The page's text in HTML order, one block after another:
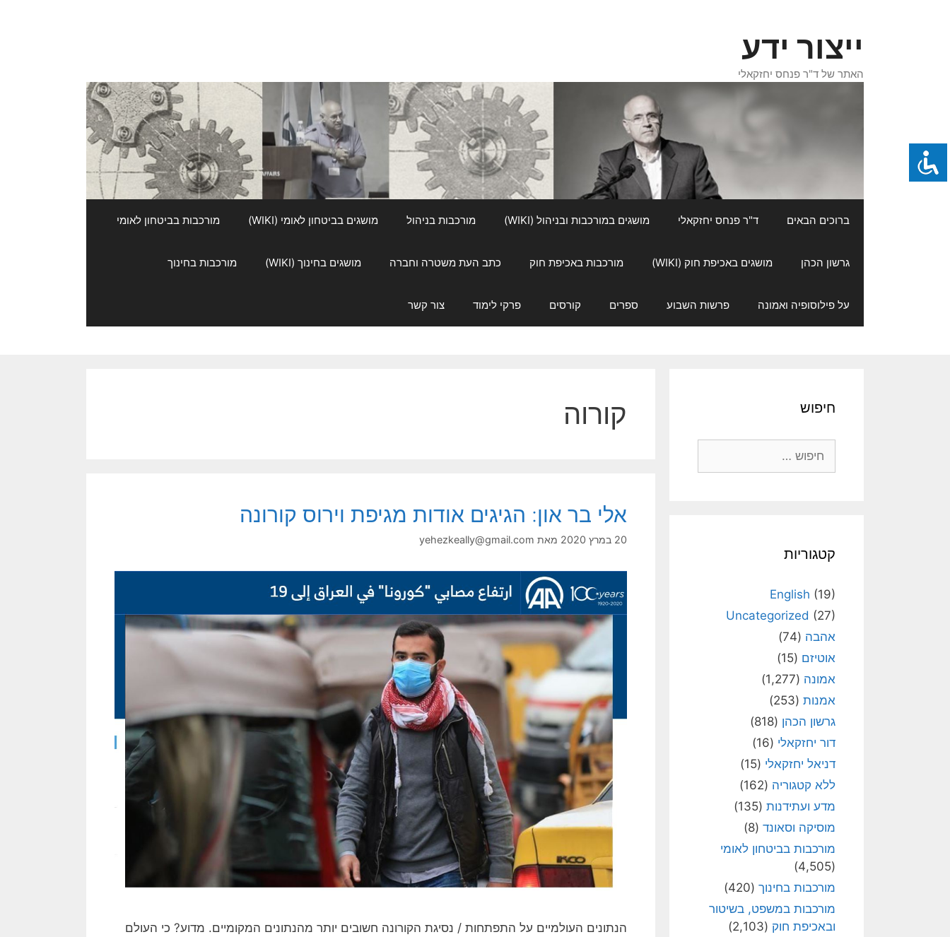
ייצור ידע
האתר של ד"ר פנחס יחזקאלי
ברוכים הבאים ד"ר פנחס יחזקאלי מושגים במורכבות ובניהול (WIKI) מורכבות בניהול מושגים בביטחון לאומי (WIKI) מורכבות בביטחון לאומי
גרשון הכהן מושגים באכיפת חוק (WIKI) מורכבות באכיפת חוק כתב העת משטרה וחברה מושגים בחינוך (WIKI) מורכבות בחינוך
על פילוסופיה ואמונה פרשות השבוע ספרים קורסים פרקי לימוד צור קשר
קורוה
אלי בר און: הגיגים אודות מגיפת וירוס קורונה
20 במרץ 2020 מאת yehezkeally@gmail.com
הנתונים העולמיים על התפתחות / נסיגת הקורונה חשובים יותר מהנתונים המקומיים. מדוע? כי העולם
חיפוש
קטגוריות
English (19)
Uncategorized (27)
אהבה (74)
אוטיזם (15)
אמונה (1,277)
אמנות (253)
גרשון הכהן (818)
דור יחזקאלי (16)
דניאל יחזקאלי (15)
ללא קטגוריה (162)
מדע ועתידנות (135)
מוסיקה וסאונד (8)
מורכבות בביטחון לאומי
(4,505)
מורכבות בחינוך (420)
מורכבות במשפט, בשיטור
ובאכיפת חוק (2,103)